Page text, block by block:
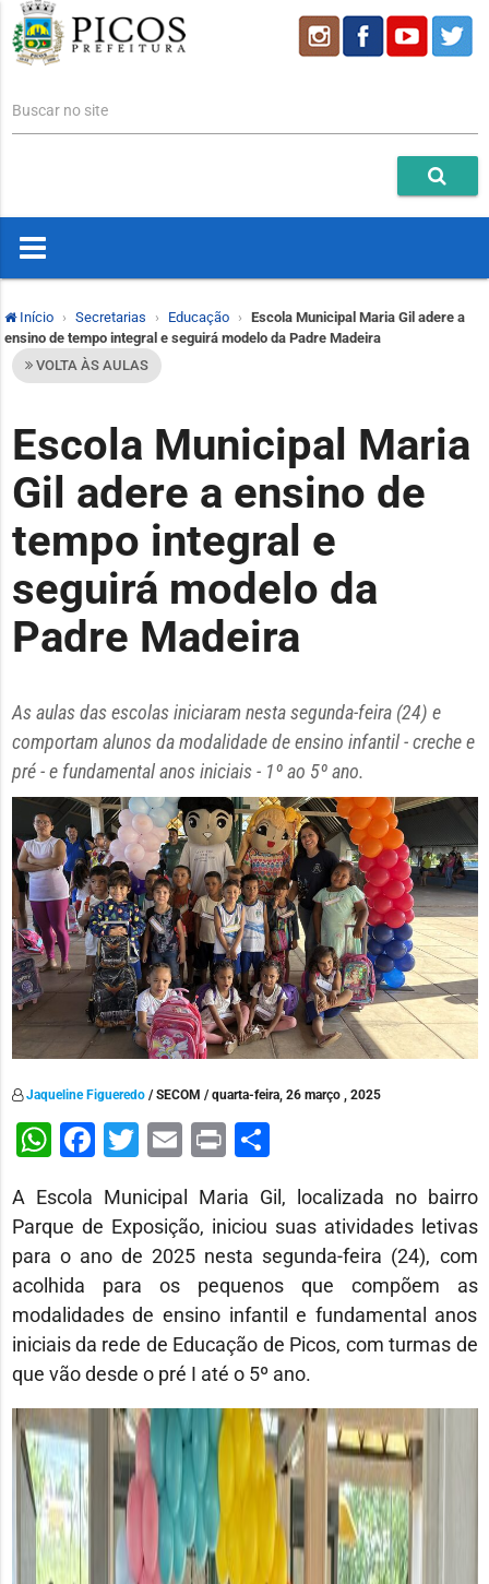
Buscar no site
Início Secretarias Educação
Escola Municipal Maria Gil adere a
ensino de tempo integral e seguirá modelo da Padre Madeira
VOLTA ÀS AULAS
Escola Municipal Maria
Gil adere a ensino de
tempo integral e
seguirá modelo da
Padre Madeira
As aulas das escolas iniciaram nesta segunda-feira (24) e
comportam alunos da modalidade de ensino infantil - creche e
pré - e fundamental anos iniciais - 1º ao 5º ano.
Jaqueline Figueredo/ SECOM / quarta-feira, 26 março , 2025
WhatsApp
Facebook
Twitter
EmailPrint
A Escola Municipal Maria Gil, localizada no bairro
Parque de Exposição, iniciou suas atividades letivas
para o ano de 2025 nesta segunda-feira (24), com
acolhida para os pequenos que compõem as
modalidades de ensino infantil e fundamental anos
iniciais da rede de Educação de Picos, com turmas de
que vão desde o pré I até o 5º ano.